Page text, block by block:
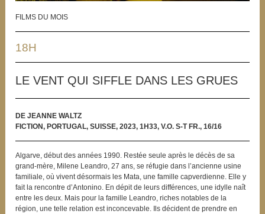
FILMS DU MOIS
18H
LE VENT QUI SIFFLE DANS LES GRUES
DE JEANNE WALTZ
FICTION, PORTUGAL, SUISSE, 2023, 1H33, V.O. S-T FR., 16/16
Algarve, début des années 1990. Restée seule après le décès de sa
grand-mère, Milene Leandro, 27 ans, se réfugie dans l’ancienne usine
familiale, où vivent désormais les Mata, une famille capverdienne. Elle y
fait la rencontre d’Antonino. En dépit de leurs différences, une idylle naît
entre les deux. Mais pour la famille Leandro, riches notables de la
région, une telle relation est inconcevable. Ils décident de prendre en